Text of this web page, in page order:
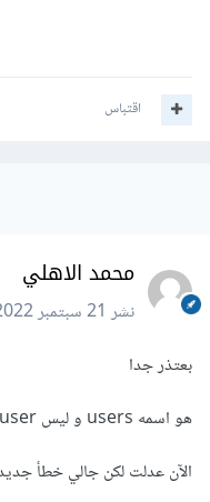
اقتباس
محمد الاهلي
نشر21 سبتمبر 2022
بعتذر جدا
هو اسمه users و ليس user حقك عليا
الآن عدلت لكن جالي خطأ جديد